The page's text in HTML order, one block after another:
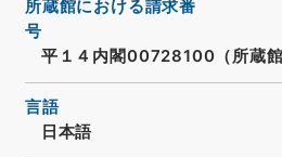
所蔵館における請求番
号
平１４内閣00728100（所蔵館
言語
日本語